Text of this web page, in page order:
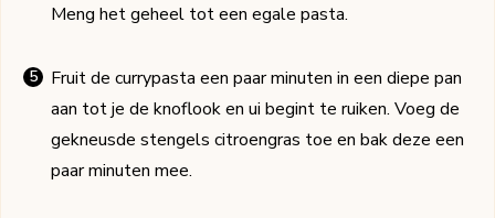
Meng het geheel tot een egale pasta.
Fruit de currypasta een paar minuten in een diepe pan
aan tot je de knoflook en ui begint te ruiken. Voeg de
gekneusde stengels citroengras toe en bak deze een
paar minuten mee.